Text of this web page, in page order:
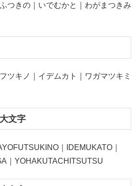
つきの｜いでむかと｜わがまつきみ
ツキノ｜イデムカト｜ワガマツキミ
文字
｜IDEMUKATO｜
｜YOHAKUTACHITSUTSU